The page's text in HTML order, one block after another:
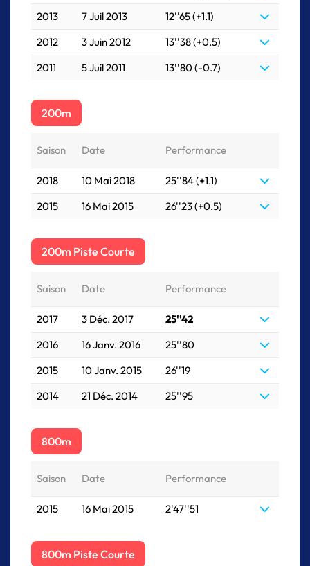
2013
7 Juil 2013
12''65 (+1.1)
2012
3 Juin 2012
13''38 (+0.5)
2011
5 Juil 2011 13''80 (-0.7)
200m
Saison Date Performance
2018 10 Mai 2018
25''84 (+1.1)
2015
16 Mai 2015 26''23 (+0.5)
200m Piste Courte
Saison Date Performance
2017 3 Déc. 2017
25''42
2016
16 Janv. 2016
25''80
2015
10 Janv. 2015
26''19
2014
21 Déc. 2014 25''95
800m
Saison Date Performance
2015 16 Mai 2015 2'47''51
800m Piste Courte